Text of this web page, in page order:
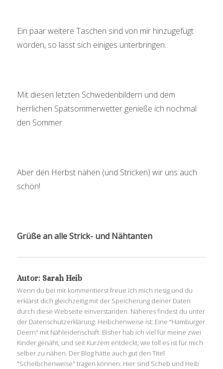
Ein paar weitere Taschen sind von mir hinzugefügt
worden, so lässt sich einiges unterbringen.
Mit diesen letzten Schwedenbildern und dem
herrlichen Spätsommerwetter genieße ich nochmal
den Sommer.
Aber den Herbst nähen (und Stricken) wir uns auch
schön!
Grüße an alle Strick- und Nähtanten
Autor: Sarah Heib
Wenn du bei mir kommentierst freue ich mich riesig und du
erklärst dich gleichzeitig mit der Speicherung deiner Daten
durch diese Webseite einverstanden. Näheres findest du unter
der Datenschutzerklärung. Heibchenweise ist: Eine "Hamburger
Deern" mit Nähleidenschaft. Bisher hab ich viel für meine zwei
Kinder genäht, und seit Kurzem entdeckt, wie toll es ist für mich
selber zu nähen. Der Blog hätte auch gut den Titel
"Scheibchenweise" tragen können: Hier sind Scheb und Heib